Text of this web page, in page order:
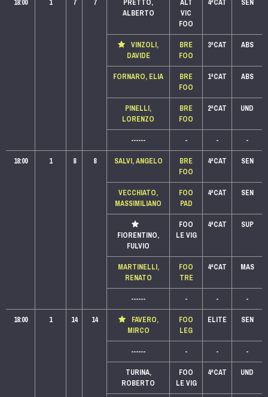
ALBERTO
VIC
FOO
VINZOLI,
DAVIDE
BRE
FOO
3ªCAT ABS
FORNARO, ELIA
BRE
FOO
1ªCAT ABS
PINELLI,
LORENZO
BRE
FOO
2ªCAT UND
------ - -
-
18:00
1 8 8 SALVI, ANGELO
BRE
FOO
4ªCAT SEN
VECCHIATO,
MASSIMILIANO
FOO
PAD
4ªCAT SEN
FIORENTINO,
FULVIO
FOO
LE VIG
4ªCAT SUP
MARTINELLI,
RENATO
FOO
TRE
4ªCAT MAS
------ - -
-
18:00
1 14 14
FAVERO,
MIRCO
FOO
LEG
ELITE SEN
------ - -
-
TURINA,
ROBERTO
FOO
LE VIG
4ªCAT UND